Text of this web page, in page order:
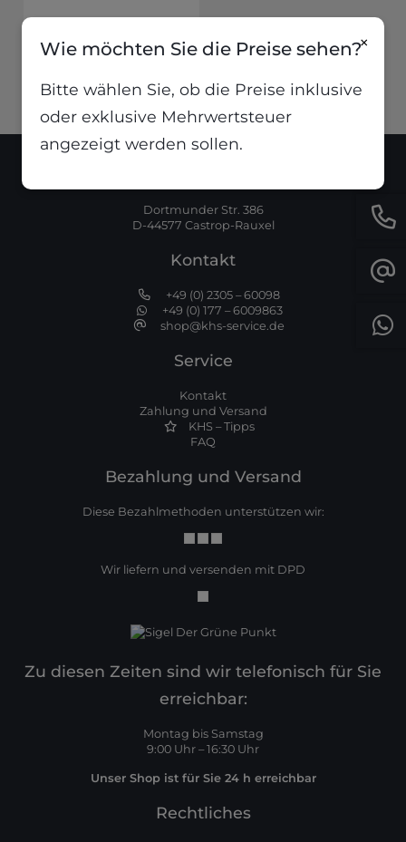
×
Wie möchten Sie die Preise sehen?
Bitte wählen Sie, ob die Preise inklusive
oder exklusive Mehrwertsteuer
angezeigt werden sollen.
Dortmunder Str. 386
D-44577 Castrop-Rauxel
Kontakt
+49 (0) 2305 – 60098
+49 (0) 177 – 6009863
shop@khs-service.de
Service
Kontakt
Zahlung und Versand
KHS – Tipps
FAQ
Bezahlung und Versand
Diese Bezahlmethoden unterstützen wir:
Wir liefern und versenden mit DPD
Zu diesen Zeiten sind wir telefonisch für Sie
erreichbar:
Montag bis Samstag
9:00 Uhr – 16:30 Uhr
Unser Shop ist für Sie 24 h erreichbar
Rechtliches